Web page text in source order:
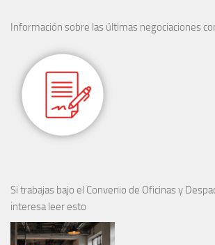
Información sobre las últimas negociaciones
Si trabajas bajo el Convenio de Oficinas y
interesa leer esto